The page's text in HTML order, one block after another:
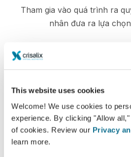
This website uses cookies
Welcome! We use cookies to
experience. By clicking "Allow
of cookies. Review our Privacy
learn more.
Tham gia vào quá trình ra
nhân đưa ra lựa
Hài lòng
100% phụ nữ nói rằng họ
hài lòng với phẫu thuật của
ảnh mô phỏng 3D Crisalix